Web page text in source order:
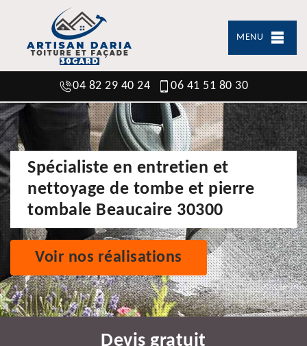
MENU
04 82 29 40 24 06 41 51 80 30
Spécialiste en entretien et
nettoyage de tombe et pierre
tombale Beaucaire 30300
Voir nos réalisations
Devis gratuit